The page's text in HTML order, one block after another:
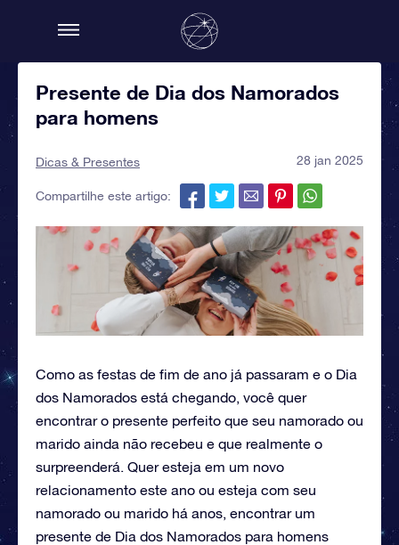
Presente de Dia dos Namorados
para homens
Dicas & Presentes 28 jan 2025
Compartilhe este artigo:
Como as festas de fim de ano já passaram e o Dia
dos Namorados está chegando, você quer
encontrar o presente perfeito que seu namorado ou
marido ainda não recebeu e que realmente o
surpreenderá. Quer esteja em um novo
relacionamento este ano ou esteja com seu
namorado ou marido há anos, encontrar um
presente de Dia dos Namorados para homens